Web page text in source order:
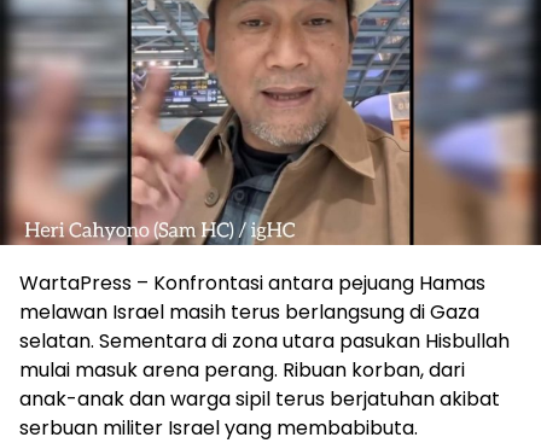
WartaPress – Konfrontasi antara pejuang Hamas
melawan Israel masih terus berlangsung di Gaza
selatan. Sementara di zona utara pasukan Hisbullah
mulai masuk arena perang. Ribuan korban, dari
anak-anak dan warga sipil terus berjatuhan akibat
serbuan militer Israel yang membabibuta.